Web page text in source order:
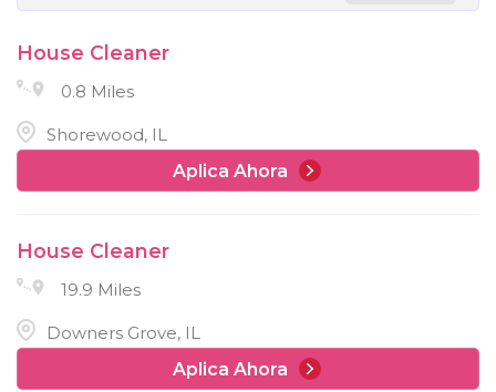
House Cleaner
0.8 Miles
Shorewood, IL
Aplica Ahora
House Cleaner
19.9 Miles
Downers Grove, IL
Aplica Ahora